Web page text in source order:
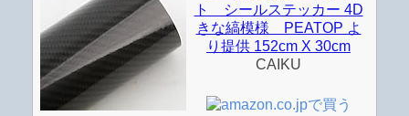
ト シールステッカー 4D
きな縞模様 PEATOP よ
り提供 152cm X 30cm
CAIKU